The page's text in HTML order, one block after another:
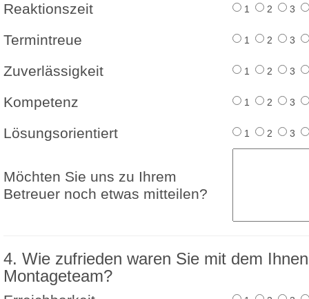
Reaktionszeit 1 2 3
Termintreue 1 2 3
Zuverlässigkeit 1 2 3
Kompetenz 1 2 3
Lösungsorientiert 1 2 3
Möchten Sie uns zu Ihrem
Betreuer noch etwas mitteilen?
4. Wie zufrieden waren Sie mit dem
Montageteam?